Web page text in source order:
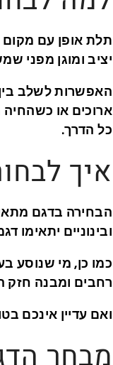
תלת אופן עם
יציב ומוגן מפני
האפשרות לשלב
ארוכים או
כל הדרך.
איך
הבחירה בדגם
ובינוניים יתאימו
כמו כן, מי שנוסע
רחבים ומבנה חזק
ואם עדיין אינכם
מבחר